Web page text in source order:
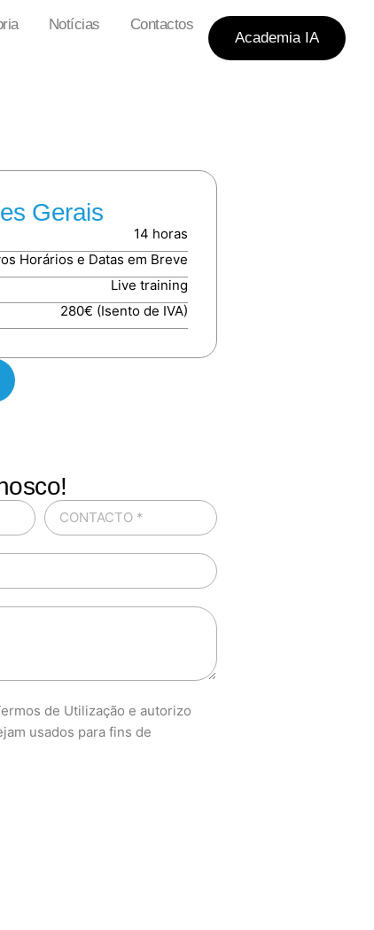
Notícias Contactos
Academia IA
Gerais
14 horas
Horários e Datas em Breve
Live training
280€ (Isento de IVA)
de Utilização e autorizo
usados para fins de